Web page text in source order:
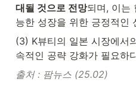
대될 것으로 전망되며, 이는
능한 성장을 위한 긍정적인
(3) K뷰티의 일본 시장에서
속적인 공략 강화가 필요하
출처 : 팜뉴스 (25.02)